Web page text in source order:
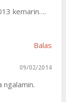
kemarin….
Balas
09/02/2014
ngalamin.